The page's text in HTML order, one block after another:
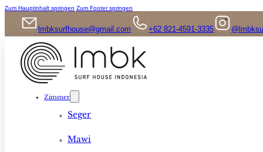
Zum Hauptinhalt springen Zum Footer springen
lmbksurfhouse@gmail.com +62 821-4591-3335
Zimmer
Seger
Mawi